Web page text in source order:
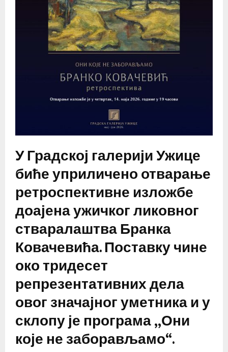
У Градској галерији Ужице
биће уприличено отварање
ретроспективне изложбе
доајена ужичког ликовног
стваралаштва Бранка
Ковачевића. Поставку чине
око тридесет
репрезентативних дела
овог значајног уметника и у
склопу је програма „Они
које не заборављамо“.